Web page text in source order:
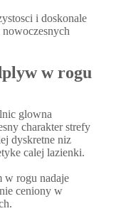
i doskonale
w rogu
glowna
charakter strefy
dyskretne niz
calej lazienki.
w rogu nadaje
ceniony w